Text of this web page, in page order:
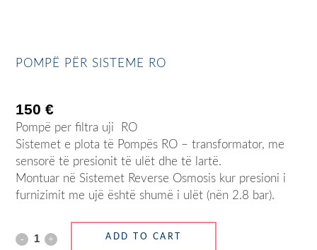
POMPË PËR SISTEME RO
150€
Pompë per filtra uji RO
Sistemet e plota të Pompës RO – transformator, me
sensorë të presionit të ulët dhe të lartë.
Montuar në Sistemet Reverse Osmosis kur presioni i
furnizimit me ujë është shumë i ulët (nën 2.8 bar).
ADD TO CART